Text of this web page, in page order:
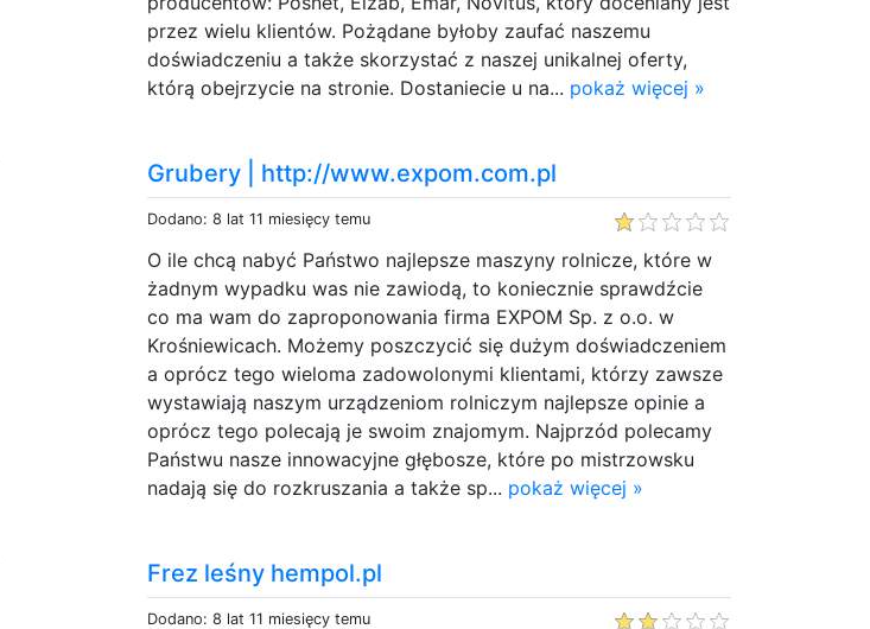
przez wielu klientów. Pożądane byłoby zaufać naszemu
doświadczeniu a także skorzystać z naszej unikalnej oferty,
którą obejrzycie na stronie. Dostaniecie u na... pokaż więcej »
Grubery | http://www.expom.com.pl
Dodano: 8 lat 11 miesięcy temu
O ile chcą nabyć Państwo najlepsze maszyny rolnicze, które w
żadnym wypadku was nie zawiodą, to koniecznie sprawdźcie
co ma wam do zaproponowania firma EXPOM Sp. z o.o. w
Krośniewicach. Możemy poszczycić się dużym doświadczeniem
a oprócz tego wieloma zadowolonymi klientami, którzy zawsze
wystawiają naszym urządzeniom rolniczym najlepsze opinie a
oprócz tego polecają je swoim znajomym. Najprzód polecamy
Państwu nasze innowacyjne głębosze, które po mistrzowsku
nadają się do rozkruszania a także sp... pokaż więcej »
Frez leśny hempol.pl
Dodano: 8 lat 11 miesięcy temu